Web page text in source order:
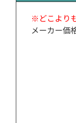
※どこより
メーカー価